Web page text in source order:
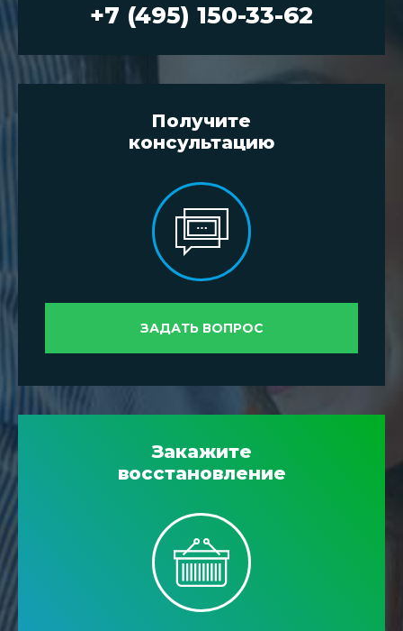
+7 (495) 150-33-62
Получите
консультацию
ЗАДАТЬ ВОПРОС
Закажите
восстановление